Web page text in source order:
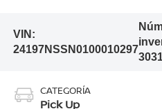
VIN:
24197NSSN0100010297
CATEGORÍA
Pick Up